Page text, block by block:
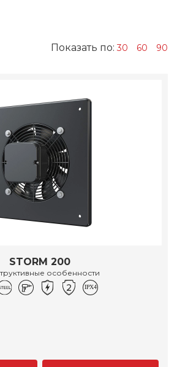
Показать по:30 60 90
STORM 200
особенности